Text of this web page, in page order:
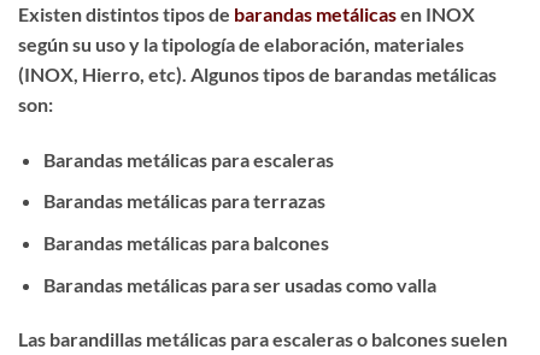
Existen distintos tipos de barandas metálicasen INOX
según su uso y la tipología de elaboración, materiales
(INOX, Hierro, etc). Algunos tipos de barandas metálicas
son:
Barandas metálicas para escaleras
Barandas metálicas para terrazas
Barandas metálicas para balcones
Barandas metálicas para ser usadas como valla
Las barandillas metálicas para escaleraso balcones suelen